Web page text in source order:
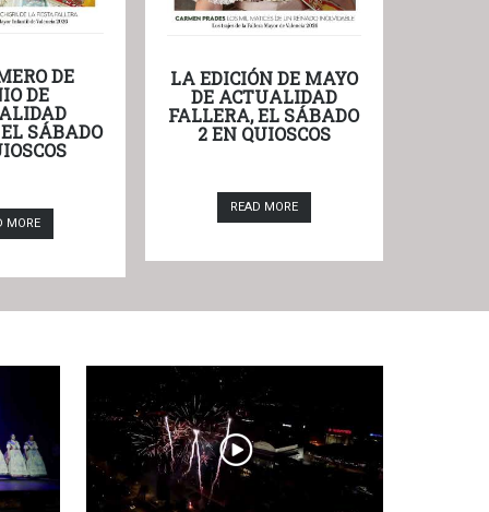
DE
DE
SÁBADO
MORE
LA EDICIÓN DE MAYO
DE ACTUALIDAD
FALLERA, EL SÁBADO
2 EN QUIOSCOS
READ MORE